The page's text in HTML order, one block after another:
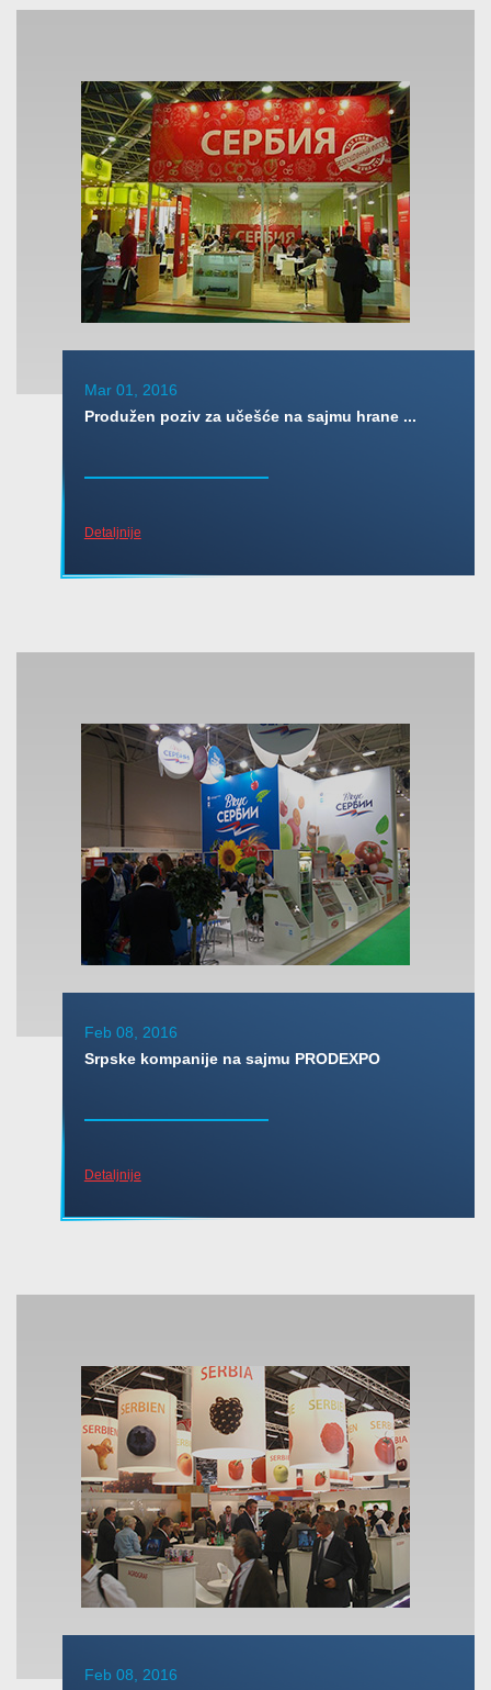
Mar 01, 2016
Produžen poziv za učešće na sajmu hrane ...
Detaljnije
Feb 08, 2016
Srpske kompanije na sajmu PRODEXPO
Detaljnije
Feb 08, 2016